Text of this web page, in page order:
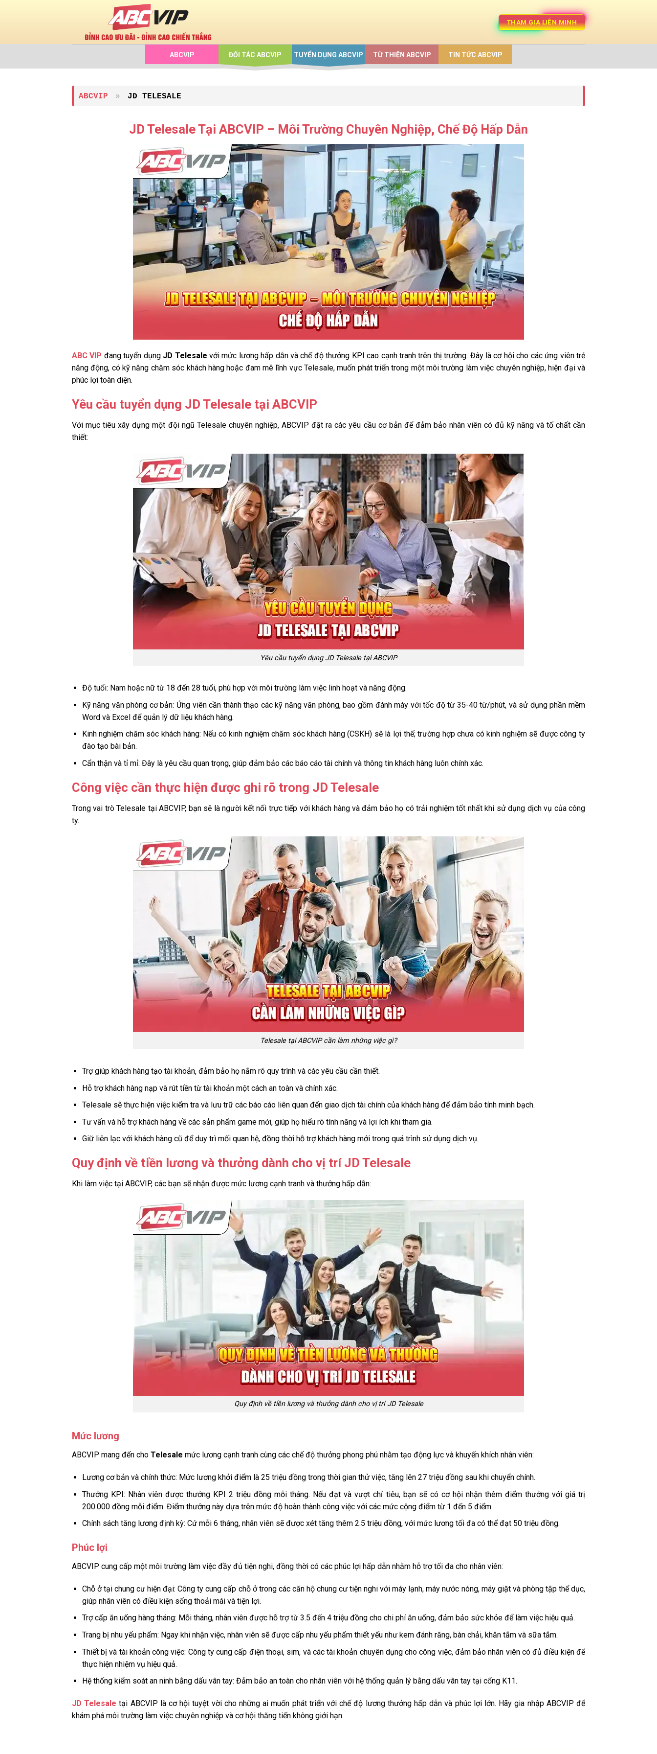
dung
THAM GIA LIÊN MINH
ABCVIP ĐỐI TÁC ABCVIP TUYỂN DỤNG ABCVIP TỪ THIỆN ABCVIP TIN TỨC ABCVIP
ABCVIP » JD TELESALE
JD Telesale Tại ABCVIP – Môi Trường Chuyên Nghiệp, Chế Độ Hấp Dẫn
ABC VIP đang tuyển dụng JD Telesale với mức lương hấp dẫn và chế độ thưởng KPI cao cạnh tranh trên thị trường. Đây là cơ hội cho các ứng viên trẻ
năng động, có kỹ năng chăm sóc khách hàng hoặc đam mê lĩnh vực Telesale, muốn phát triển trong một môi trường làm việc chuyên nghiệp, hiện đại và
phúc lợi toàn diện.
Yêu cầu tuyển dụng JD Telesale tại ABCVIP
Với mục tiêu xây dựng một đội ngũ Telesale chuyên nghiệp, ABCVIP đặt ra các yêu cầu cơ bản để đảm bảo nhân viên có đủ kỹ năng và tố chất cần
thiết:
Yêu cầu tuyển dụng JD Telesale tại ABCVIP
Độ tuổi: Nam hoặc nữ từ 18 đến 28 tuổi, phù hợp với môi trường làm việc linh hoạt và năng động.
Kỹ năng văn phòng cơ bản: Ứng viên cần thành thạo các kỹ năng văn phòng, bao gồm đánh máy với tốc độ từ 35-40 từ/phút, và sử dụng phần mềm
Word và Excel để quản lý dữ liệu khách hàng.
Kinh nghiệm chăm sóc khách hàng: Nếu có kinh nghiệm chăm sóc khách hàng (CSKH) sẽ là lợi thế; trường hợp chưa có kinh nghiệm sẽ được công ty
đào tạo bài bản.
Cẩn thận và tỉ mỉ: Đây là yêu cầu quan trọng, giúp đảm bảo các báo cáo tài chính và thông tin khách hàng luôn chính xác.
Công việc cần thực hiện được ghi rõ trong JD Telesale
Trong vai trò Telesale tại ABCVIP, bạn sẽ là người kết nối trực tiếp với khách hàng và đảm bảo họ có trải nghiệm tốt nhất khi sử dụng dịch vụ của công
ty.
Telesale tại ABCVIP cần làm những việc gì?
Trợ giúp khách hàng tạo tài khoản, đảm bảo họ nắm rõ quy trình và các yêu cầu cần thiết.
Hỗ trợ khách hàng nạp và rút tiền từ tài khoản một cách an toàn và chính xác.
Telesale sẽ thực hiện việc kiểm tra và lưu trữ các báo cáo liên quan đến giao dịch tài chính của khách hàng để đảm bảo tính minh bạch.
Tư vấn và hỗ trợ khách hàng về các sản phẩm game mới, giúp họ hiểu rõ tính năng và lợi ích khi tham gia.
Giữ liên lạc với khách hàng cũ để duy trì mối quan hệ, đồng thời hỗ trợ khách hàng mới trong quá trình sử dụng dịch vụ.
Quy định về tiền lương và thưởng dành cho vị trí JD Telesale
Khi làm việc tại ABCVIP, các bạn sẽ nhận được mức lương cạnh tranh và thưởng hấp dẫn:
Quy định về tiền lương và thưởng dành cho vị trí JD Telesale
Mức lương
ABCVIP mang đến cho Telesale mức lương cạnh tranh cùng các chế độ thưởng phong phú nhằm tạo động lực và khuyến khích nhân viên:
Lương cơ bản và chính thức: Mức lương khởi điểm là 25 triệu đồng trong thời gian thử việc, tăng lên 27 triệu đồng sau khi chuyển chính.
Thưởng KPI: Nhân viên được thưởng KPI 2 triệu đồng mỗi tháng. Nếu đạt và vượt chỉ tiêu, bạn sẽ có cơ hội nhận thêm điểm thưởng với giá trị
200.000 đồng mỗi điểm. Điểm thưởng này dựa trên mức độ hoàn thành công việc với các mức cộng điểm từ 1 đến 5 điểm.
Chính sách tăng lương định kỳ: Cứ mỗi 6 tháng, nhân viên sẽ được xét tăng thêm 2.5 triệu đồng, với mức lương tối đa có thể đạt 50 triệu đồng.
Phúc lợi
ABCVIP cung cấp một môi trường làm việc đầy đủ tiện nghi, đồng thời có các phúc lợi hấp dẫn nhằm hỗ trợ tối đa cho nhân viên:
Chỗ ở tại chung cư hiện đại: Công ty cung cấp chỗ ở trong các căn hộ chung cư tiện nghi với máy lạnh, máy nước nóng, máy giặt và phòng tập thể dục,
giúp nhân viên có điều kiện sống thoải mái và tiện lợi.
Trợ cấp ăn uống hàng tháng: Mỗi tháng, nhân viên được hỗ trợ từ 3.5 đến 4 triệu đồng cho chi phí ăn uống, đảm bảo sức khỏe để làm việc hiệu quả.
Trang bị nhu yếu phẩm: Ngay khi nhận việc, nhân viên sẽ được cấp nhu yếu phẩm thiết yếu như kem đánh răng, bàn chải, khăn tắm và sữa tắm.
Thiết bị và tài khoản công việc: Công ty cung cấp điện thoại, sim, và các tài khoản chuyên dụng cho công việc, đảm bảo nhân viên có đủ điều kiện để
thực hiện nhiệm vụ hiệu quả.
Hệ thống kiểm soát an ninh bằng dấu vân tay: Đảm bảo an toàn cho nhân viên với hệ thống quản lý bằng dấu vân tay tại cổng K11.
JD Telesale tại ABCVIP là cơ hội tuyệt vời cho những ai muốn phát triển với chế độ lương thưởng hấp dẫn và phúc lợi lớn. Hãy gia nhập ABCVIP để
khám phá môi trường làm việc chuyên nghiệp và cơ hội thăng tiến không giới hạn.